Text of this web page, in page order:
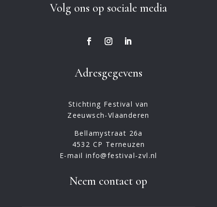
Volg ons op sociale media
Adresgegevens
Stichting Festival van
Zeeuwsch-Vlaanderen
Bellamystraat 26a
4532 CP Terneuzen
E-mail info@festival-zvl.nl
Neem contact op